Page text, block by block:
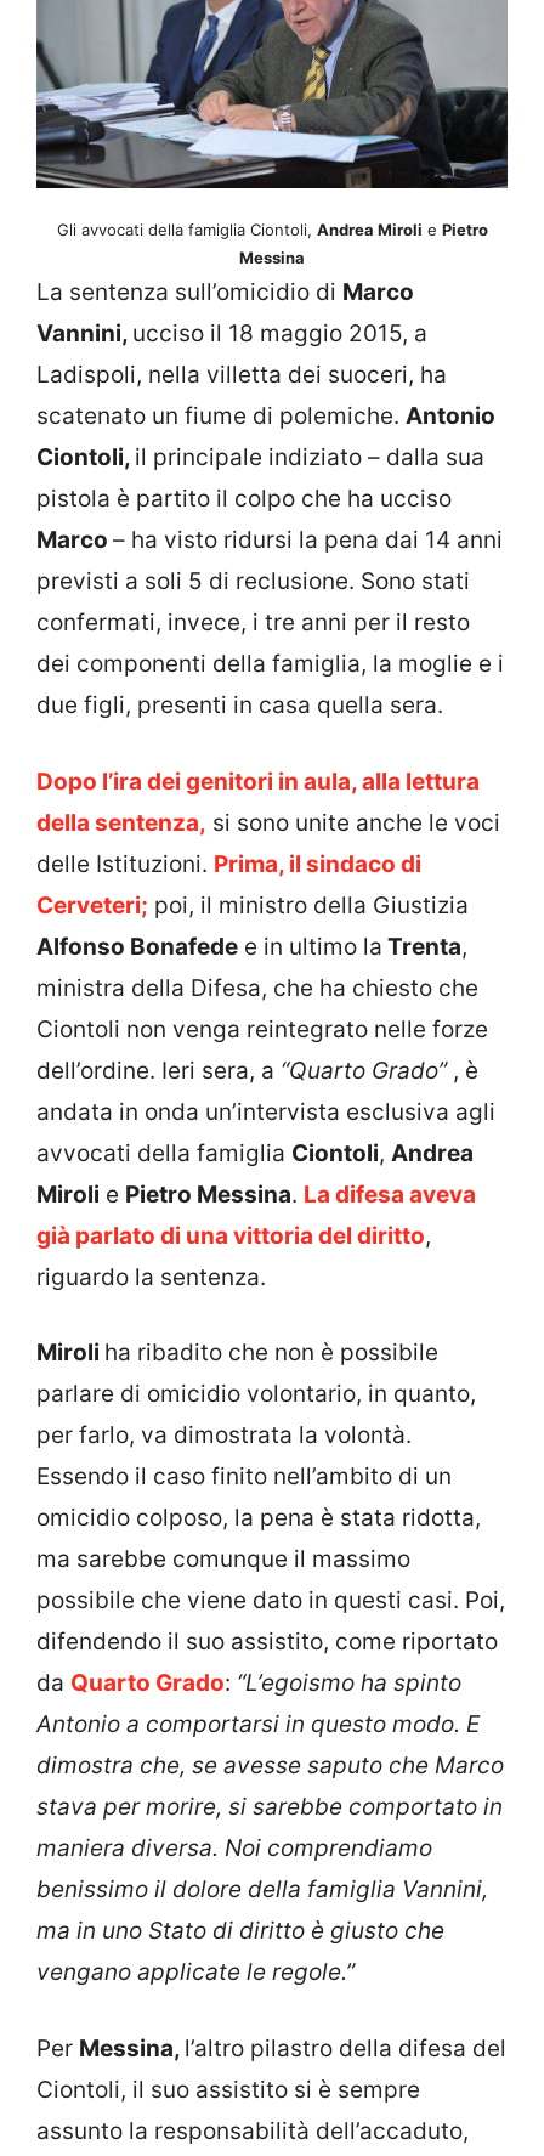
Gli avvocati della famiglia Ciontoli, Andrea Miroli e Pietro
Messina
La sentenza sull’omicidio di Marco
Vannini, ucciso il 18 maggio 2015, a
Ladispoli, nella villetta dei suoceri, ha
scatenato un fiume di polemiche. Antonio
Ciontoli, il principale indiziato – dalla sua
pistola è partito il colpo che ha ucciso
Marco – ha visto ridursi la pena dai 14 anni
previsti a soli 5 di reclusione. Sono stati
confermati, invece, i tre anni per il resto
dei componenti della famiglia, la moglie e i
due figli, presenti in casa quella sera.
Dopo l’ira dei genitori in aula, alla lettura
della sentenza, si sono unite anche le voci
delle Istituzioni. Prima, il sindaco di
Cerveteri; poi, il ministro della Giustizia
Alfonso Bonafede e in ultimo la Trenta,
ministra della Difesa, che ha chiesto che
Ciontoli non venga reintegrato nelle forze
dell’ordine. Ieri sera, a “Quarto Grado”, è
andata in onda un’intervista esclusiva agli
avvocati della famiglia Ciontoli, Andrea
Miroli e Pietro Messina. La difesa aveva
già parlato di una vittoria del diritto,
riguardo la sentenza.
Miroli ha ribadito che non è possibile
parlare di omicidio volontario, in quanto,
per farlo, va dimostrata la volontà.
Essendo il caso finito nell’ambito di un
omicidio colposo, la pena è stata ridotta,
ma sarebbe comunque il massimo
possibile che viene dato in questi casi. Poi,
difendendo il suo assistito, come riportato
da Quarto Grado: “L’egoismo ha spinto
Antonio a comportarsi in questo modo. E
dimostra che, se avesse saputo che Marco
stava per morire, si sarebbe comportato in
maniera diversa. Noi comprendiamo
benissimo il dolore della famiglia Vannini,
ma in uno Stato di diritto è giusto che
vengano applicate le regole.”
Per Messina, l’altro pilastro della difesa del
Ciontoli, il suo assistito si è sempre
assunto la responsabilità dell’accaduto,